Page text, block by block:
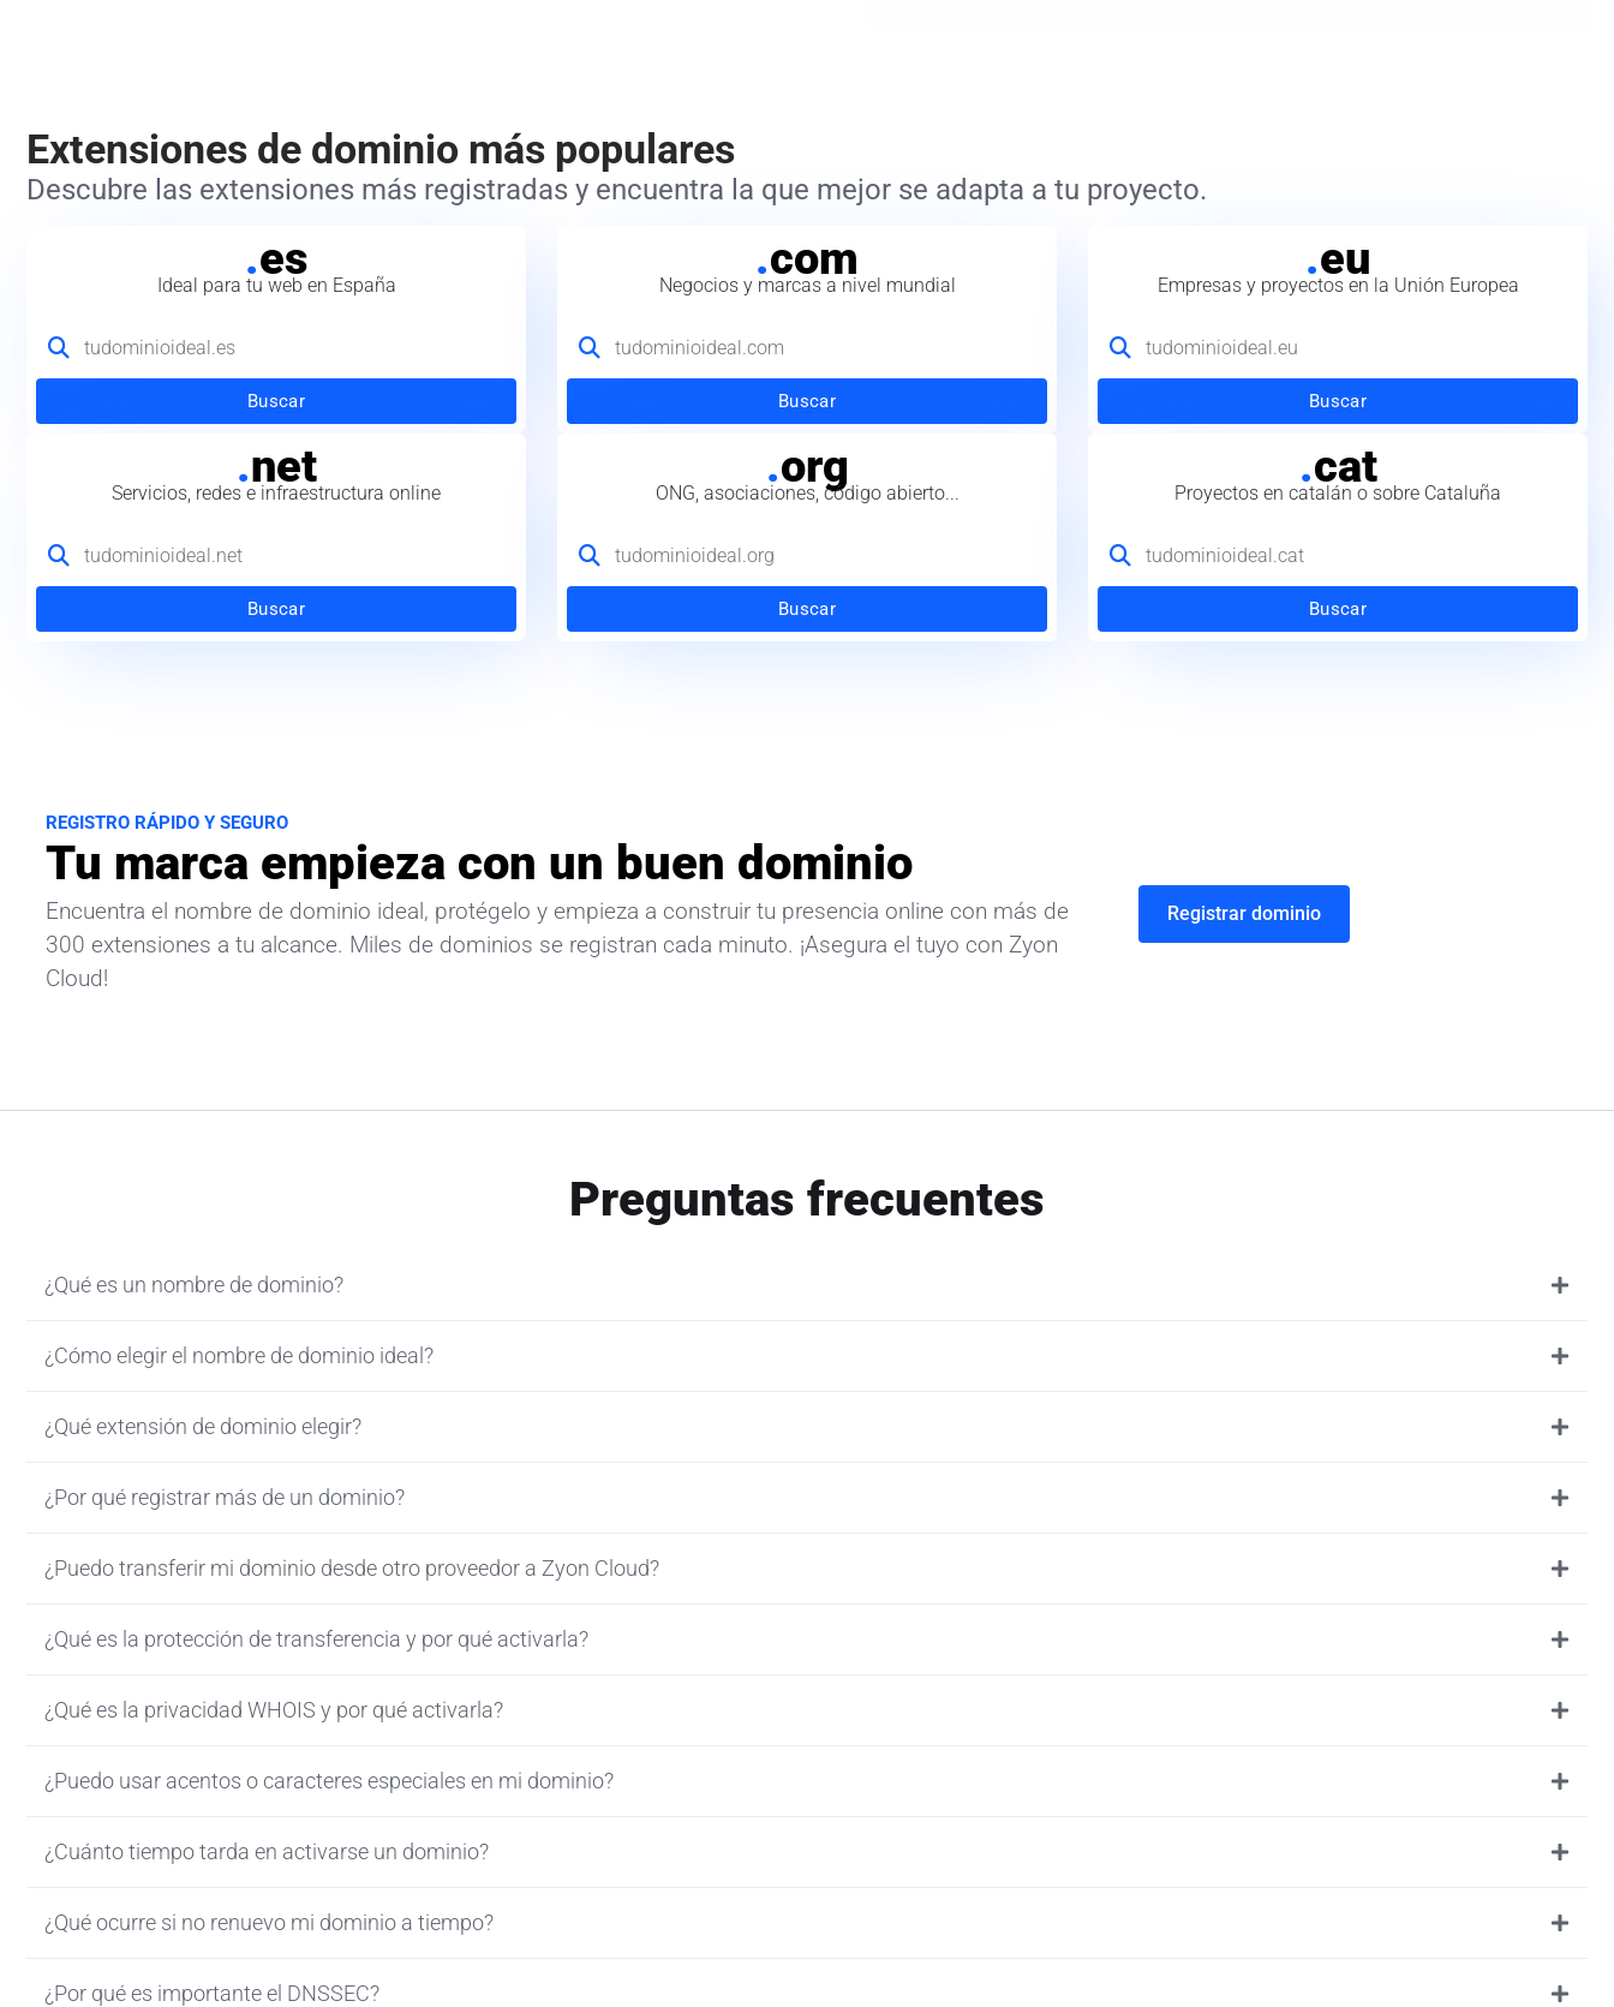
Extensiones de dominio más populares
Descubre las extensiones más registradas y encuentra la que mejor se adapta a tu proyecto.
.es
Ideal para tu web en España
Buscar
.com
Negocios y marcas a nivel mundial
Buscar
.eu
Empresas y proyectos en la Unión Europea
Buscar
.net
Servicios, redes e infraestructura online
Buscar
.org
ONG, asociaciones, código abierto...
Buscar
.cat
Proyectos en catalán o sobre Cataluña
Buscar
REGISTRO RÁPIDO Y SEGURO
Tu marca empieza con un buen dominio
Encuentra el nombre de dominio ideal, protégelo y empieza a construir tu presencia online con más de
300 extensiones a tu alcance. Miles de dominios se registran cada minuto. ¡Asegura el tuyo con Zyon
Cloud!
Registrar dominio
Preguntas frecuentes
¿Qué es un nombre de dominio?
¿Cómo elegir el nombre de dominio ideal?
¿Qué extensión de dominio elegir?
¿Por qué registrar más de un dominio?
¿Puedo transferir mi dominio desde otro proveedor a Zyon Cloud?
¿Qué es la protección de transferencia y por qué activarla?
¿Qué es la privacidad WHOIS y por qué activarla?
¿Puedo usar acentos o caracteres especiales en mi dominio?
¿Cuánto tiempo tarda en activarse un dominio?
¿Qué ocurre si no renuevo mi dominio a tiempo?
¿Por qué es importante el DNSSEC?